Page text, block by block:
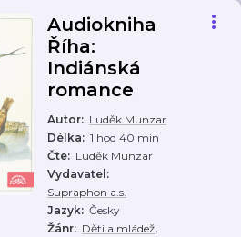
Audiokniha
Říha:
Indiánská
romance
Autor: Luděk Munzar
Délka: 1 hod 40 min
Čte: Luděk Munzar
Vydavatel :
Supraphon a.s.
Jazyk: Česky
Žánr: Děti a mládež,